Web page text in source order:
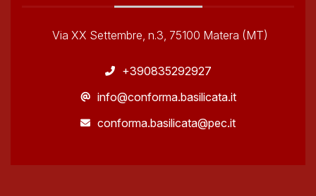
Via XX Settembre, n.3, 75100 Matera (MT)
+390835292927
info@conforma.basilicata.it
conforma.basilicata@pec.it